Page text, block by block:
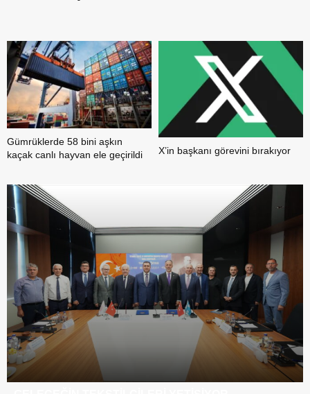
Gümrüklerde 58 bini aşkın
kaçak canlı hayvan ele geçirildi
X’in başkanı görevini bırakıyor
BANKA KÂRLARI ZIRVEDE, KREDI BORÇLARI